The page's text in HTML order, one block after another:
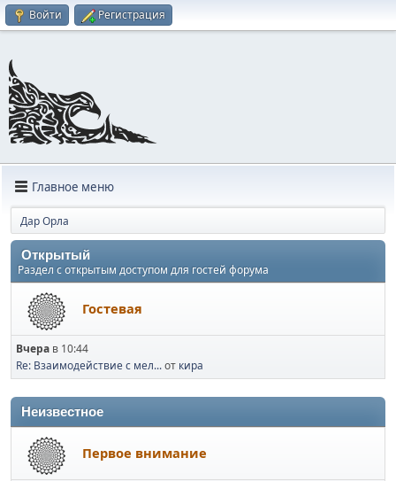
Войти Регистрация
Главное меню
Дар Орла
Открытый
Раздел с открытым доступом для гостей форума
Гостевая
Вчера в 10:44
Re: Взаимодействие с мел...от кира
Неизвестное
Первое внимание